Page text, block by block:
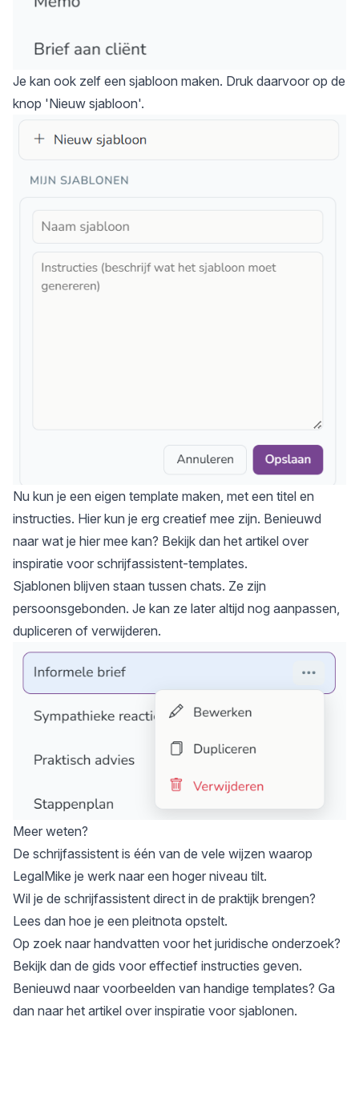
Je kan ook zelf een sjabloon maken. Druk daarvoor op de
knop 'Nieuw sjabloon'.
Nu kun je een eigen template maken, met een titel en
instructies. Hier kun je erg creatief mee zijn. Benieuwd
naar wat je hier mee kan? Bekijk dan het artikel over
inspiratie voor schrijfassistent-templates.
Sjablonen blijven staan tussen chats. Ze zijn
persoonsgebonden. Je kan ze later altijd nog aanpassen,
dupliceren of verwijderen.
Meer weten?
De schrijfassistent is één van de vele wijzen waarop
LegalMike je werk naar een hoger niveau tilt.
Wil je de schrijfassistent direct in de praktijk brengen?
Lees dan hoe je een pleitnota opstelt.
Op zoek naar handvatten voor het juridische onderzoek?
Bekijk dan de gids voor effectief instructies geven.
Benieuwd naar voorbeelden van handige templates? Ga
dan naar het artikel over inspiratie voor sjablonen.